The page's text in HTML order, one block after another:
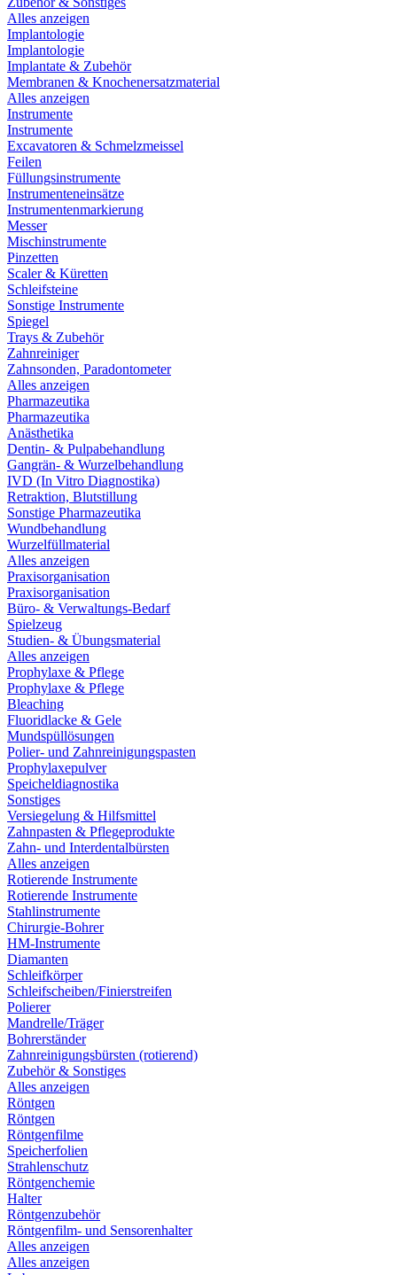
Alles anzeigen
Implantologie
Implantologie
Implantate & Zubehör
Membranen & Knochenersatzmaterial
Alles anzeigen
Instrumente
Instrumente
Excavatoren & Schmelzmeissel
Feilen
Füllungsinstrumente
Instrumenteneinsätze
Instrumentenmarkierung
Messer
Mischinstrumente
Pinzetten
Scaler & Küretten
Schleifsteine
Sonstige Instrumente
Spiegel
Trays & Zubehör
Zahnreiniger
Zahnsonden, Paradontometer
Alles anzeigen
Pharmazeutika
Pharmazeutika
Anästhetika
Dentin- & Pulpabehandlung
Gangrän- & Wurzelbehandlung
IVD (In Vitro Diagnostika)
Retraktion, Blutstillung
Sonstige Pharmazeutika
Wundbehandlung
Wurzelfüllmaterial
Alles anzeigen
Praxisorganisation
Praxisorganisation
Büro- & Verwaltungs-Bedarf
Spielzeug
Studien- & Übungsmaterial
Alles anzeigen
Prophylaxe & Pflege
Prophylaxe & Pflege
Bleaching
Fluoridlacke & Gele
Mundspüllösungen
Polier- und Zahnreinigungspasten
Prophylaxepulver
Speicheldiagnostika
Sonstiges
Versiegelung & Hilfsmittel
Zahnpasten & Pflegeprodukte
Zahn- und Interdentalbürsten
Alles anzeigen
Rotierende Instrumente
Rotierende Instrumente
Stahlinstrumente
Chirurgie-Bohrer
HM-Instrumente
Diamanten
Schleifkörper
Schleifscheiben/Finierstreifen
Polierer
Mandrelle/Träger
Bohrerständer
Zahnreinigungsbürsten (rotierend)
Zubehör & Sonstiges
Alles anzeigen
Röntgen
Röntgen
Röntgenfilme
Speicherfolien
Strahlenschutz
Röntgenchemie
Halter
Röntgenzubehör
Röntgenfilm- und Sensorenhalter
Alles anzeigen
Alles anzeigen